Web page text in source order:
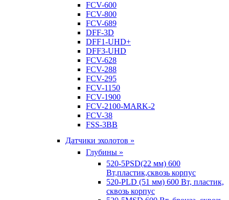
FCV-600
FCV-800
FCV-689
DFF-3D
DFF1-UHD+
DFF3-UHD
FCV-628
FCV-288
FCV-295
FCV-1150
FCV-1900
FCV-2100-MARK-2
FCV-38
FSS-3BB
Датчики эхолотов »
Глубины »
520-5PSD(22 мм) 600
Вт,пластик,сквозь корпус
520-PLD (51 мм) 600 Вт, пластик,
сквозь корпус